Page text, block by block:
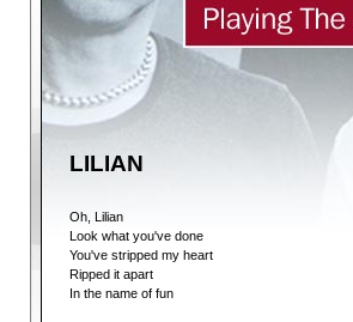
LILIAN
Oh, Lilian
Look what you've done
You've stripped my heart
Ripped it apart
In the name of fun